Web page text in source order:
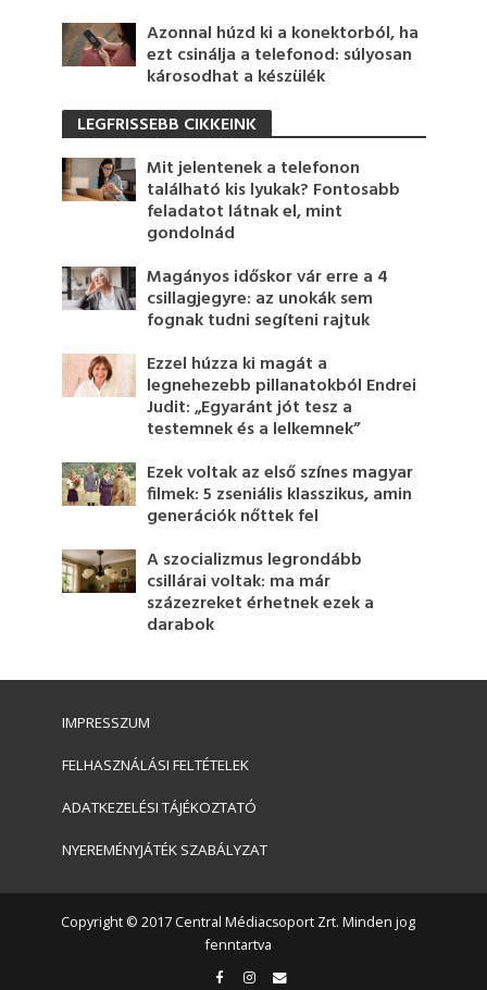
Azonnal húzd ki a konektorból, ha
ezt csinálja a telefonod: súlyosan
károsodhat a készülék
LEGFRISSEBB CIKKEINK
Mit jelentenek a telefonon
található kis lyukak? Fontosabb
feladatot látnak el, mint
gondolnád
Magányos időskor vár erre a 4
csillagjegyre: az unokák sem
fognak tudni segíteni rajtuk
Ezzel húzza ki magát a
legnehezebb pillanatokból Endrei
Judit: „Egyaránt jót tesz a
testemnek és a lelkemnek”
Ezek voltak az első színes magyar
filmek: 5 zseniális klasszikus, amin
generációk nőttek fel
A szocializmus legrondább
csillárai voltak: ma már
százezreket érhetnek ezek a
darabok
IMPRESSZUM
FELHASZNÁLÁSI FELTÉTELEK
ADATKEZELÉSI TÁJÉKOZTATÓ
NYEREMÉNYJÁTÉK SZABÁLYZAT
Copyright © 2017 Central Médiacsoport Zrt. Minden jog
fenntartva